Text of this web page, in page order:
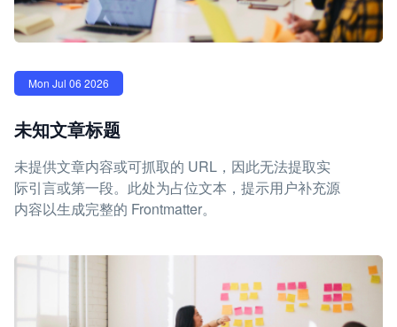
Mon Jul 06 2026
未知文章标题
未提供文章内容或可抓取的 URL，因此无法提取实
际引言或第一段。此处为占位文本，提示用户补充源
内容以生成完整的 Frontmatter。